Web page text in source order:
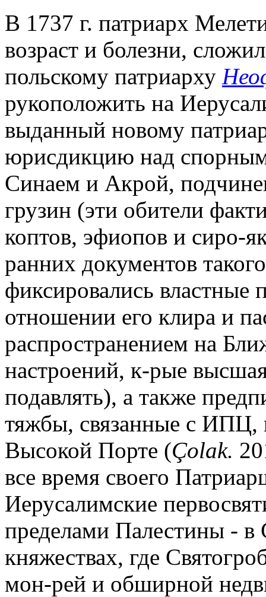
В 1737 г. патриарх
возраст и болезни,
польскому патриарху
рукоположить на
выданный новому
юрисдикцию над
Синаем и Акрой,
грузин (эти обители
коптов, эфиопов и сиро-
ранних документов
фиксировались властные
отношении его клира и
распространением на
настроений, к-рые
подавлять), а также
тяжбы, связанные с ИПЦ,
Высокой Порте (Çolak.
все время своего
Иерусалимские
пределами Палестины - в
княжествах, где
мон-рей и обширной